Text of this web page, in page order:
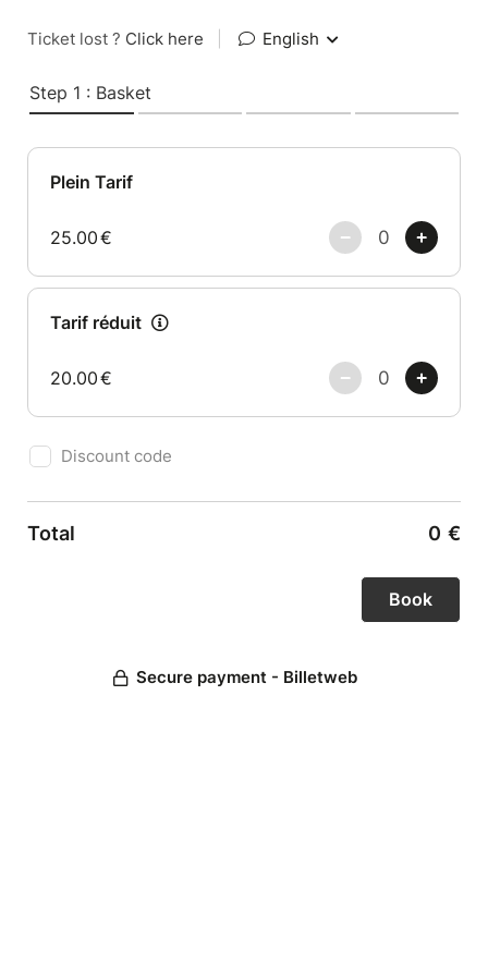
Ticket lost ? Click here English
Step 1 : Basket
Plein Tarif
25.00€
Tarif réduit
20.00€
Discount code
Total 0 €
Secure payment - Billetweb